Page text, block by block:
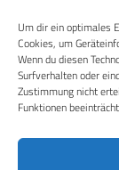
Um dir ein optimales
Cookies, um
Wenn du diesen
Surfverhalten oder
Zustimmung nicht
Funktionen
Cookie-